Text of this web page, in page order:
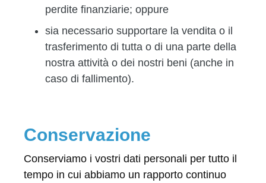
perdite finanziarie; oppure
sia necessario supportare la vendita o il
trasferimento di tutta o di una parte della
nostra attività o dei nostri beni (anche in
caso di fallimento).
Conservazione
Conserviamo i vostri dati personali per tutto il
tempo in cui abbiamo un rapporto continuo